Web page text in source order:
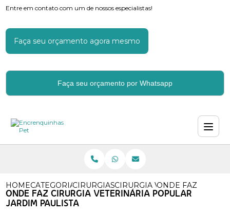
Entre em contato com um de nossos especialistas!
Faça seu orçamento agora mesmo
Faça seu orçamento por Whatsapp
HOMECATEGORIASCIRURGIAS VETERINARIAS
CIRURGIA VETERINARIA
ONDE FAZ
ONDE FAZ CIRURGIA VETERINÁRIA POPULAR
JARDIM PAULISTA